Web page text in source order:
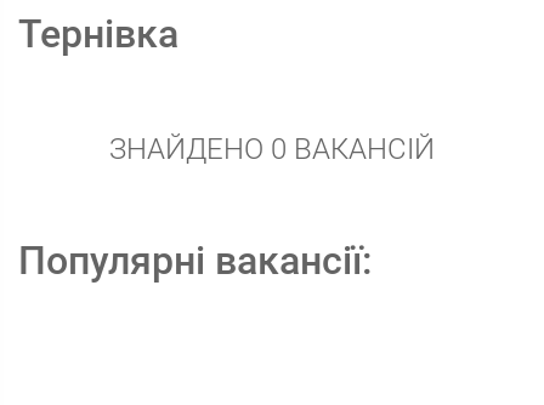
Тернівка
ЗНАЙДЕНО 0 ВАКАНСІЙ
Популярні вакансії: